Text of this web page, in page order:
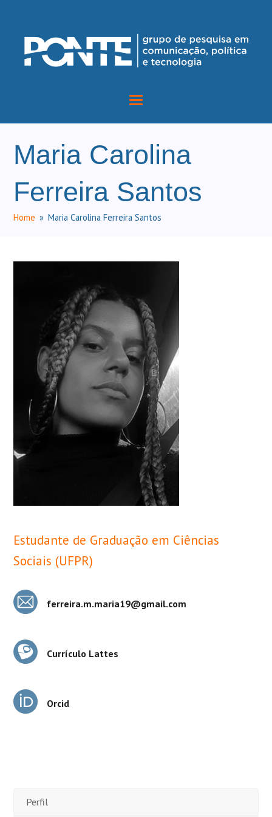
Maria Carolina
Ferreira Santos
Home » Maria Carolina Ferreira Santos
Estudante de Graduação em Ciências
Sociais (UFPR)
ferreira.m.maria19@gmail.com
Currículo Lattes
Orcid
Perfil